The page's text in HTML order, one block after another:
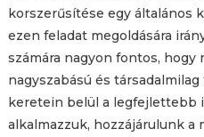
korszerűsítése egy általános
ezen feladat megoldására
számára nagyon fontos, hogy
nagyszabású és
keretein belül a legfejlettebb
alkalmazzuk, hozzájárulunk a